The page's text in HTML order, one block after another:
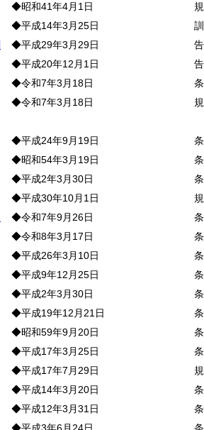
◆昭和41年4月1日
◆平成14年3月25日
◆平成29年3月29日
◆平成20年12月1日
◆令和7年3月18日
◆令和7年3月18日
◆平成24年9月19日
◆昭和54年3月19日
◆平成2年3月30日
◆平成30年10月1日
◆令和7年9月26日
◆令和8年3月17日
◆平成26年3月10日
◆平成9年12月25日
◆平成2年3月30日
◆平成19年12月21日
◆昭和59年9月20日
◆平成17年3月25日
◆平成17年7月29日
◆平成14年3月20日
◆平成12年3月31日